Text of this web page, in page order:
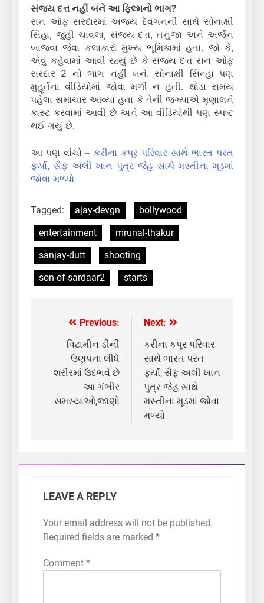
સંજય દત્ત નહીં બને આ ફિલ્મનો ભાગ?
સન ઑફ સરદારમાં અજય દેવગનની સાથે સોનાક્ષી
સિંહા, જુહી ચાવલા, સંજય દત્ત, તનુજા અને અર્જન
બાજવા જેવા કલાકારો મુખ્ય ભૂમિકામાં હતા. જો કે,
એવું કહેવામાં આવી રહ્યું છે કે સંજય દત્ત સન ઓફ
સરદાર 2 નો ભાગ નહીં બને. સોનાક્ષી સિન્હા પણ
મુહૂર્તના વીડિયોમાં જોવા મળી ન હતી. થોડા સમય
પહેલા સમાચાર આવ્યા હતા કે તેની જગ્યાએ મૃણાલને
કાસ્ટ કરવામાં આવી છે અને આ વીડિયોથી પણ સ્પષ્ટ
થઈ ગયું છે.
આ પણ વાંચો – કરીના કપૂર પરિવાર સાથે ભારત પરત
ફર્યા, સૈફ અલી ખાન પુત્ર જેહ સાથે મસ્તીના મૂડમાં
જોવા મળ્યો
Tagged: ajay-devgn
bollywood
entertainment
mrunal-thakur
sanjay-dutt
shooting
son-of-sardaar2
starts
Post
navigation
Previous:
વિટામીન ડીની
ઉણપના લીધે
શરીરમાં ઉદભવે છે
આ ગંભીર
સમસ્યાઓ,જાણો
Next:
કરીના કપૂર પરિવાર
સાથે ભારત પરત
ફર્યા, સૈફ અલી ખાન
પુત્ર જેહ સાથે
મસ્તીના મૂડમાં જોવા
મળ્યો
LEAVE A REPLY
Your email address will not be published.
Required fields are marked *
Comment *